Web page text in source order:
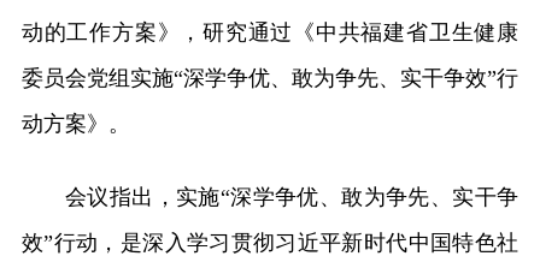
动的工作方案》，研究通过《中共福建省卫生健康
委员会党组实施“深学争优、敢为争先、实干争效”行
动方案》。
会议指出，实施“深学争优、敢为争先、实干争
效”行动，是深入学习贯彻习近平新时代中国特色社